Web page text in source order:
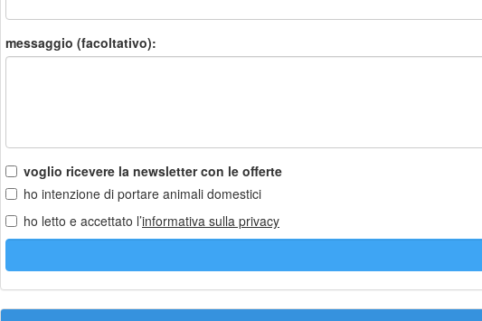
messaggio (facoltativo):
voglio ricevere la newsletter con le offerte
ho intenzione di portare animali domestici
ho letto e accettato l’informativa sulla privacy